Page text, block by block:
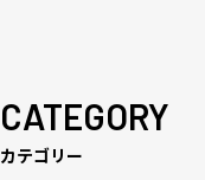
CATEGORY
カテゴリー